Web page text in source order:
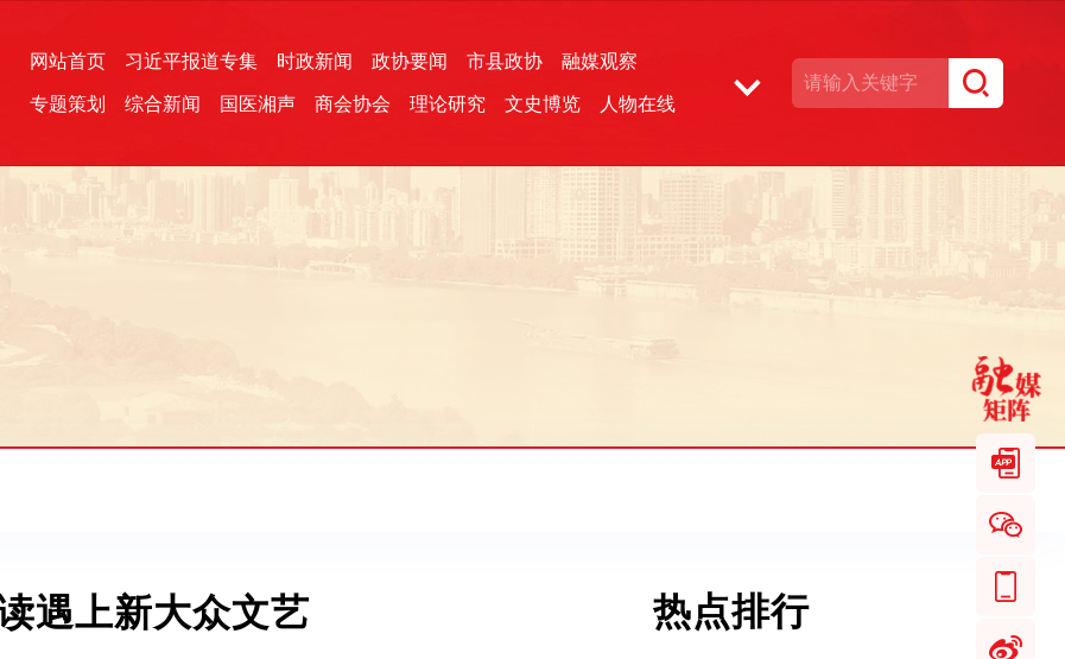
网站首页 习近平报道专集 时政新闻 政协要闻 市县政协 融媒观察
专题策划 综合新闻 国医湘声 商会协会 理论研究 文史博览 人物在线
遇上新大众文艺 热点排行